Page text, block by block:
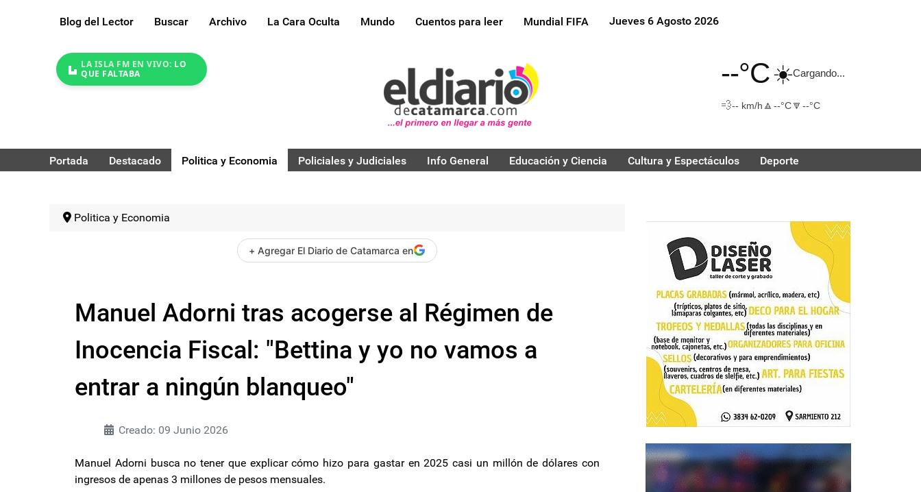
Blog del Lector Buscar Archivo La Cara Oculta Mundo Cuentos para leer Mundial FIFA Jueves 6 Agosto 2026
LA ISLA FM EN VIVO: LO
QUE FALTABA
--°C☀️Cargando...
💨-- km/h 🔼 --°C🔽 --°C
Portada Destacado Politica y Economia Policiales y Judiciales Info General Educación y Ciencia Cultura y Espectáculos Deporte
Politica y Economia
+ Agregar El Diario de Catamarca en
Manuel Adorni tras acogerse al Régimen de
Inocencia Fiscal: "Bettina y yo no vamos a
entrar a ningún blanqueo"
Creado: 09 Junio 2026
Manuel Adorni busca no tener que explicar cómo hizo para gastar en 2025 casi un millón de dólares con
ingresos de apenas 3 millones de pesos mensuales.